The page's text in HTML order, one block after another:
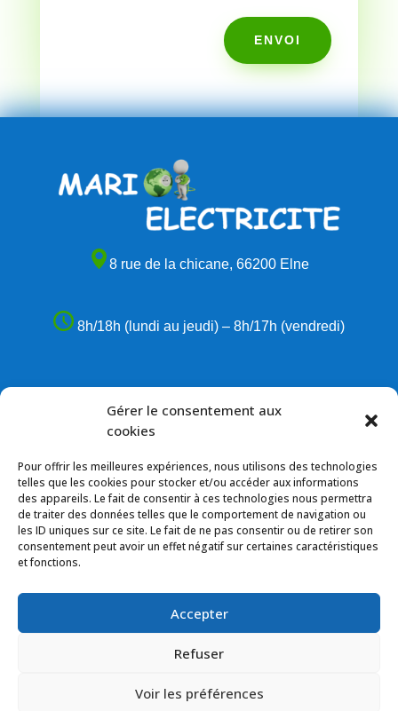
Gérer le consentement aux
cookies
Pour offrir les meilleures expériences, nous utilisons des technologies
telles que les cookies pour stocker et/ou accéder aux informations
des appareils. Le fait de consentir à ces technologies nous permettra
de traiter des données telles que le comportement de navigation ou
les ID uniques sur ce site. Le fait de ne pas consentir ou de retirer son
consentement peut avoir un effet négatif sur certaines caractéristiques
et fonctions.
Accepter
Refuser
Voir les préférences
ENVOI
8 rue de la chicane, 66200 Elne
8h/18h (lundi au jeudi) – 8h/17h (vendredi)
Suivez-nous
06 60 29 09 83
mari.electricite@gmail.com
confidentialité–Mentions légales–